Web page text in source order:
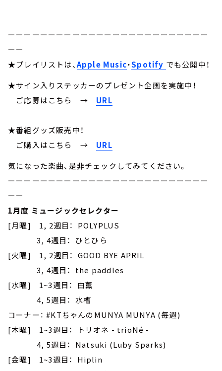
ーーーーーーーーーーーーーーーーーーーーーーーーー
ーー
★プレイリストは、Apple Music・Spotify でも公開中！
★サイン入りステッカーのプレゼント企画を実施中！
ご応募はこちら → URL
★番組グッズ販売中！
ご購入はこちら → URL
気になった楽曲、是非チェックしてみてください。
ーーーーーーーーーーーーーーーーーーーーーーーーー
ーー
1月度 ミュージックセレクター
[月曜] 1, 2週目： POLYPLUS
3, 4週目： ひとひら
[火曜] 1, 2週目： GOOD BYE APRIL
3, 4週目： the paddles
[水曜] 1~3週目： 由薫
4, 5週目： 水槽
コーナー： #KTちゃんのMUNYA MUNYA (毎週)
[木曜] 1~3週目： トリオネ - trioNé -
4, 5週目： Natsuki (Luby Sparks)
[金曜] 1~3週目： Hiplin